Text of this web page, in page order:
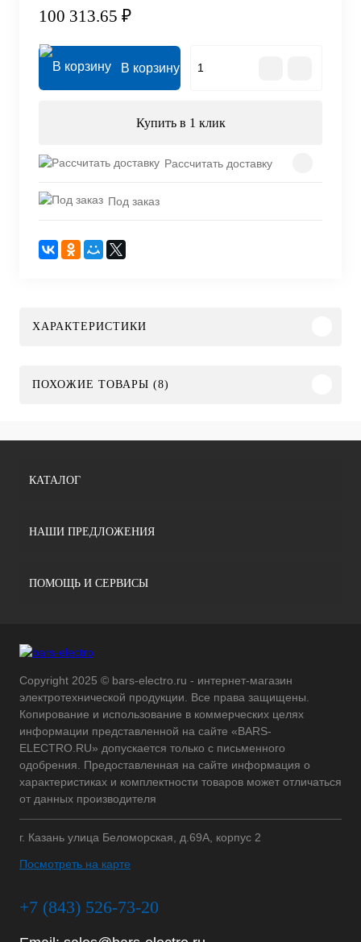
100 313.65 ₽
В корзину
Купить в 1 клик
Рассчитать доставку
Под заказ
ХАРАКТЕРИСТИКИ
ПОХОЖИЕ ТОВАРЫ (8)
КАТАЛОГ
НАШИ ПРЕДЛОЖЕНИЯ
ПОМОЩЬ И СЕРВИСЫ
Copyright 2025 © bars-electro.ru - интернет-магазин
электротехнической продукции. Все права защищены.
Копирование и использование в коммерческих целях
информации представленной на сайте «BARS-
ELECTRO.RU» допускается только с письменного
одобрения. Предоставленная на сайте информация о
характеристиках и комплектности товаров может отличаться
от данных производителя
г. Казань улица Беломорская, д.69А, корпус 2
Посмотреть на карте
+7 (843) 526-73-20